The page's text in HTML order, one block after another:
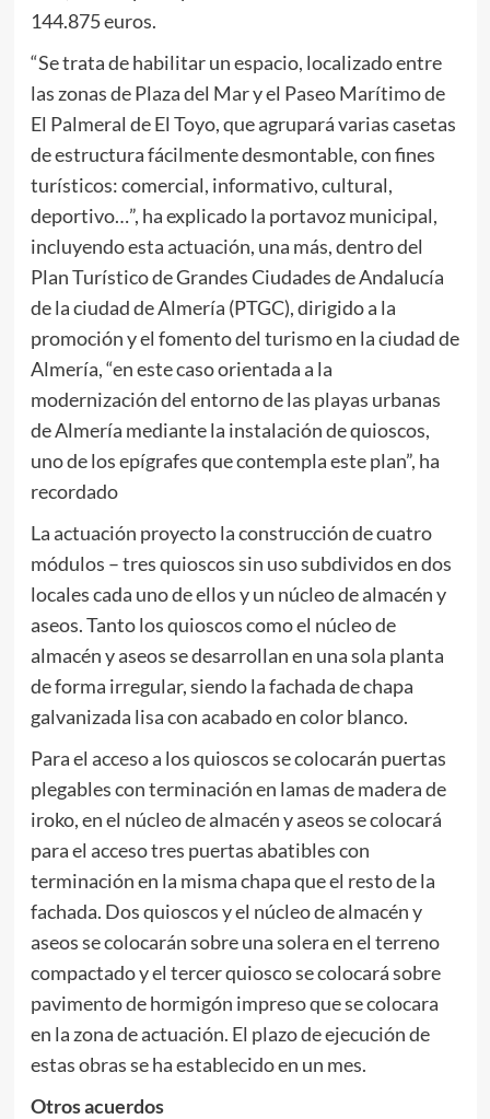
144.875 euros.
“Se trata de habilitar un espacio, localizado entre
las zonas de Plaza del Mar y el Paseo Marítimo de
El Palmeral de El Toyo, que agrupará varias casetas
de estructura fácilmente desmontable, con fines
turísticos: comercial, informativo, cultural,
deportivo…”, ha explicado la portavoz municipal,
incluyendo esta actuación, una más, dentro del
Plan Turístico de Grandes Ciudades de Andalucía
de la ciudad de Almería (PTGC), dirigido a la
promoción y el fomento del turismo en la ciudad de
Almería, “en este caso orientada a la
modernización del entorno de las playas urbanas
de Almería mediante la instalación de quioscos,
uno de los epígrafes que contempla este plan”, ha
recordado
La actuación proyecto la construcción de cuatro
módulos – tres quioscos sin uso subdividos en dos
locales cada uno de ellos y un núcleo de almacén y
aseos. Tanto los quioscos como el núcleo de
almacén y aseos se desarrollan en una sola planta
de forma irregular, siendo la fachada de chapa
galvanizada lisa con acabado en color blanco.
Para el acceso a los quioscos se colocarán puertas
plegables con terminación en lamas de madera de
iroko, en el núcleo de almacén y aseos se colocará
para el acceso tres puertas abatibles con
terminación en la misma chapa que el resto de la
fachada. Dos quioscos y el núcleo de almacén y
aseos se colocarán sobre una solera en el terreno
compactado y el tercer quiosco se colocará sobre
pavimento de hormigón impreso que se colocara
en la zona de actuación. El plazo de ejecución de
estas obras se ha establecido en un mes.
Otros acuerdos